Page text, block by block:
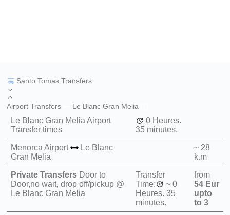
Santo Tomas Transfers
Airport Transfers Le Blanc Gran Melia
Le Blanc Gran Melia Airport
Transfer times
0 Heures.
35 minutes.
Menorca Airport
Le Blanc
Gran Melia
~ 28
k.m
Private Transfers Door to
Door,no wait, drop off/pickup @
Le Blanc Gran Melia
Transfer
Time:
~ 0
Heures. 35
minutes.
from
54 Eur
upto
to 3